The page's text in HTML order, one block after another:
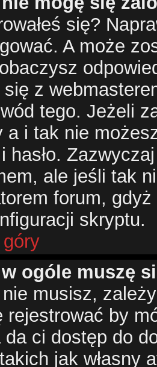
się?
A może
z
tego. Jeżeli
a i tak nie
hasło.
ale jeśli tak
forum,
skryptu.
ogóle muszę
musisz,
rejestrować by
da ci dostęp do
jak własny